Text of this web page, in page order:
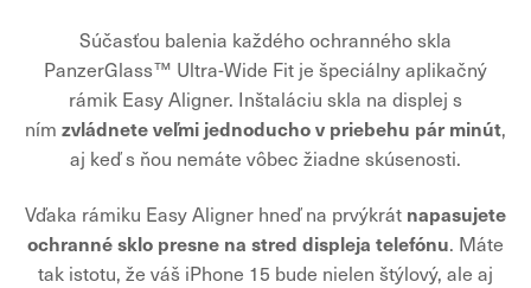
Súčasťou balenia každého ochranného skla
PanzerGlass™ Ultra-Wide Fit je špeciálny aplikačný
rámik Easy Aligner. Inštaláciu skla na displej s
ním zvládnete veľmi jednoducho v priebehu pár minút,
aj keď s ňou nemáte vôbec žiadne skúsenosti.
Vďaka rámiku Easy Aligner hneď na prvýkrát napasujete
ochranné sklo presne na stred displeja telefónu. Máte
tak istotu, že váš iPhone 15 bude nielen štýlový, ale aj